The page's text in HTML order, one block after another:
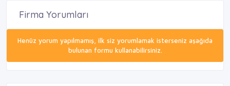
Firma Yorumları
Henüz yorum yapılmamış, ilk siz yorumlamak isterseniz aşağıda
bulunan formu kullanabilirsiniz.